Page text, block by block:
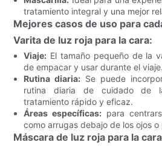
tratamiento integral y una mejor
Mejores casos de uso para
Varita de luz roja para la cara:
Viaje: El tamaño pequeño de la
de empacar y usar durante el viaje.
Rutina diaria: Se puede
rutina diaria de cuidado de
tratamiento rápido y eficaz.
Áreas específicas: para
como arrugas debajo de los ojos
Máscara de luz roja para la